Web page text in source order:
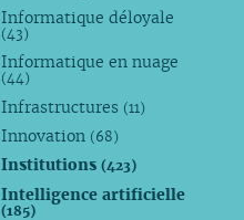
Informatique déloyale
(43)
Informatique en nuage
(44)
Infrastructures (11)
Innovation (68)
Institutions(423)
Intelligence artificielle
(185)